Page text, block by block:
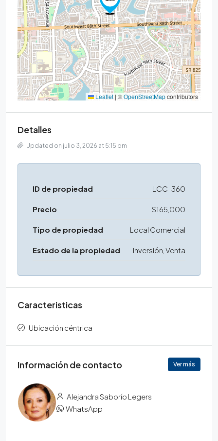
Leaflet | ©OpenStreetMapcontributors
Detalles
Updated on julio 3, 2026 at 5:15 pm
ID de propiedad LCC-360
Precio $165,000
Tipo de propiedad Local Comercial
Estado de la propiedad Inversión, Venta
Caracteristicas
Ubicación céntrica
Información de contacto Ver más
Alejandra Saborío Legers
WhatsApp